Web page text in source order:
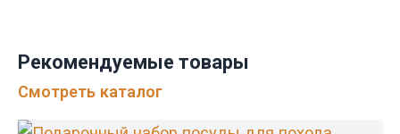
Рекомендуемые товары
Смотреть каталог